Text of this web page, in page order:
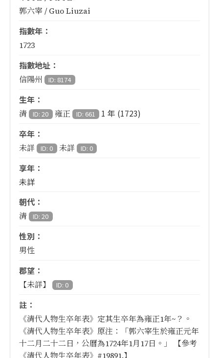
郭六宰 / Guo Liuzai
指數年：
1723
指數地址：
信陽州 ID: 8174
生年：
清 ID: 20 雍正 ID: 661
1 年 (1723)
卒年：
未詳 ID: 0 未詳 ID: 0
享年：
未詳
朝代：
清 ID: 20
性別：
男性
郡望：
【未詳】 ID: 0
註：
《清代人物生卒年表》定其生卒年為雍正1年~？。
《清代人物生卒年表》原注：「郭六宰生於雍正元年
十二月二十二日，公曆為1724年1月17日。」 【參考
《清代人物生卒年表》#19891.】